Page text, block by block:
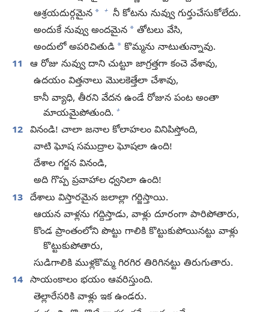
ఆశ్రయదుర్గమైన * + నీ కోటను నువ్వు గుర్తుచేసుకోలేదు.
అందుకే నువ్వు అందమైన * తోటలు వేసి,
అందులో అపరిచితుడి * కొమ్మను నాటుతున్నావు.
11
ఆ రోజు నువ్వు దాని చుట్టూ జాగ్రత్తగా కంచె వేశావు,
ఉదయం విత్తనాలు మొలకెత్తేలా చేశావు,
కానీ వ్యాధి, తీరని వేదన ఉండే రోజున పంట అంతా
మాయమైపోతుంది. +
12 వినండి! చాలా జనాల కోలాహలం వినిపిస్తోంది,
వాటి ఘోష సముద్రాల ఘోషలా ఉంది!
దేశాల గర్జన వినండి,
అది గొప్ప ప్రవాహాల ధ్వనిలా ఉంది!
13 దేశాలు విస్తారమైన జలాల్లా గర్జిస్తాయి.
ఆయన వాళ్లను గద్దిస్తాడు, వాళ్లు దూరంగా పారిపోతారు,
కొండ ప్రాంతంలోని పొట్టు గాలికి కొట్టుకుపోయినట్టు వాళ్లు
కొట్టుకుపోతారు,
సుడిగాలికి ముళ్లకొమ్మ గిరగిర తిరిగినట్టు తిరుగుతారు.
14 సాయంకాలం భయం ఆవరిస్తుంది.
తెల్లారేసరికి వాళ్లు ఇక ఉండరు.